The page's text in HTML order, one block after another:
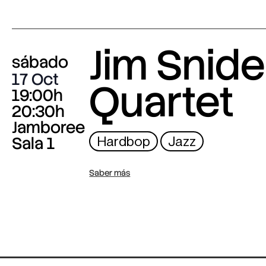
sábado
17 Oct
19:00h
20:30h
Jamboree
Sala 1
Jim
Quartet
Hardbop Jazz
Saber más